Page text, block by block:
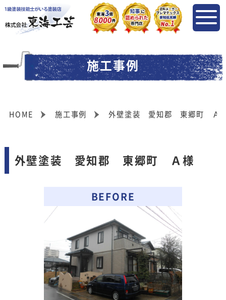
施工事例
HOME 施工事例 外壁塗装 愛知郡 東郷町 Ａ
外壁塗装 愛知郡 東郷町 Ａ様
BEFORE